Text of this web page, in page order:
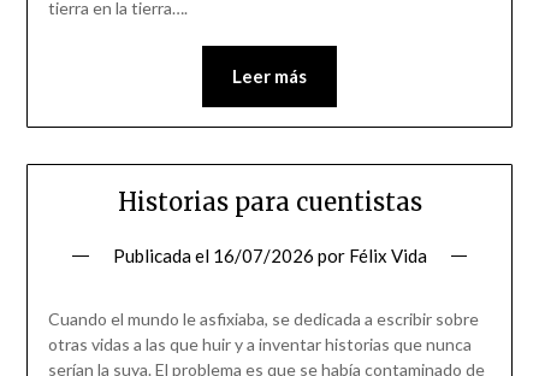
tierra en la tierra….
Leer más
Historias para cuentistas
Publicada el 16/07/2026 por Félix Vida
Cuando el mundo le asfixiaba, se dedicada a escribir sobre
otras vidas a las que huir y a inventar historias que nunca
serían la suya. El problema es que se había contaminado de